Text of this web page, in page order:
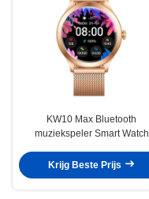
KW10 Max Bluetooth
muziekspeler Smart Watch
Krijg Beste Prijs